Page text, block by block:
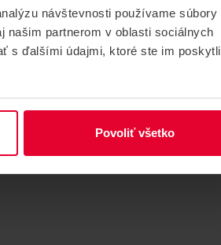
návštevnosti používame súbory
našim partnerom v oblasti sociálnych
s ďalšími údajmi, ktoré ste im poskytli
Povoliť všetko